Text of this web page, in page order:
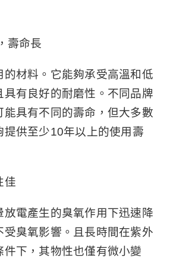
壽命長
的材料。它能夠承受高溫和低
具有良好的耐磨性。不同品牌
能具有不同的壽命，但大多數
提供至少10年以上的使用壽
佳
放電產生的臭氧作用下迅速降
受臭氧影響。且長時間在紫外
件下，其物性也僅有微小變